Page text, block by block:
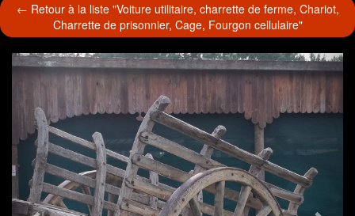
← Retour à la liste "Voiture utilitaire, charrette de ferme, Chariot,
Charrette de prisonnier, Cage, Fourgon cellulaire"